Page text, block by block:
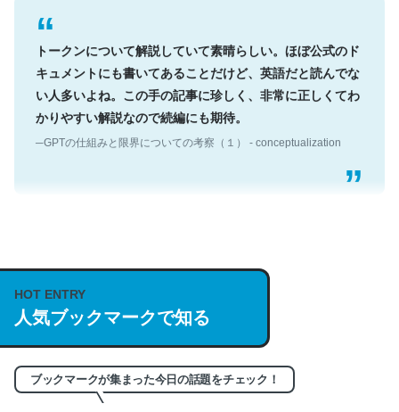
トークンについて解説していて素晴らしい。ほぼ公式のド
キュメントにも書いてあることだけど、英語だと読んでな
い人多いよね。この手の記事に珍しく、非常に正しくてわ
かりやすい解説なので続編にも期待。
説してる記事が少ないので貴重な良記事。/続編来た
https://isobe324649.hatenablog.com/entry/2023/03/27
/064121
─GPTの仕組みと限界についての考察（１） - conceptualization
HOT ENTRY
人気ブックマークで知る
ブックマークが集まった今日の話題をチェック！